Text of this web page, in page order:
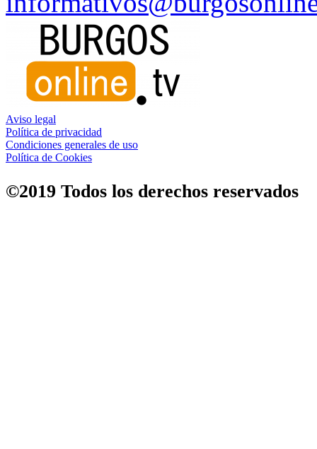
Aviso legal
Política de privacidad
Condiciones generales de uso
Política de Cookies
©2019 Todos los derechos reservados